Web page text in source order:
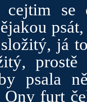
cejtim se
já
psala
Ony furt